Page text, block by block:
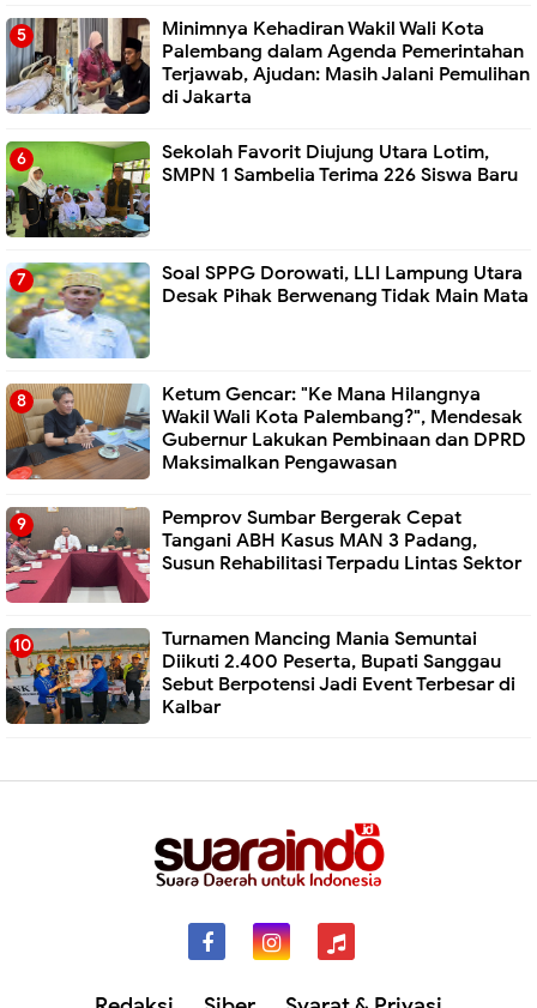
Minimnya Kehadiran Wakil Wali Kota
Palembang dalam Agenda Pemerintahan
Terjawab, Ajudan: Masih Jalani Pemulihan
di Jakarta
Sekolah Favorit Diujung Utara Lotim,
SMPN 1 Sambelia Terima 226 Siswa Baru ‎
Soal SPPG Dorowati, LLI Lampung Utara
Desak Pihak Berwenang Tidak Main Mata
Ketum Gencar: "Ke Mana Hilangnya
Wakil Wali Kota Palembang?", Mendesak
Gubernur Lakukan Pembinaan dan DPRD
Maksimalkan Pengawasan
Pemprov Sumbar Bergerak Cepat
Tangani ABH Kasus MAN 3 Padang,
Susun Rehabilitasi Terpadu Lintas Sektor
Turnamen Mancing Mania Semuntai
Diikuti 2.400 Peserta, Bupati Sanggau
Sebut Berpotensi Jadi Event Terbesar di
Kalbar